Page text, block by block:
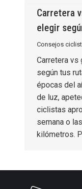
Carretera
elegir
Consejos
Carretera vs
según tus
épocas del
de luz,
ciclistas
semana o
kilómetros.